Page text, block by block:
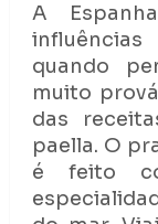
A
quando
muito
das
paella. O
é feito